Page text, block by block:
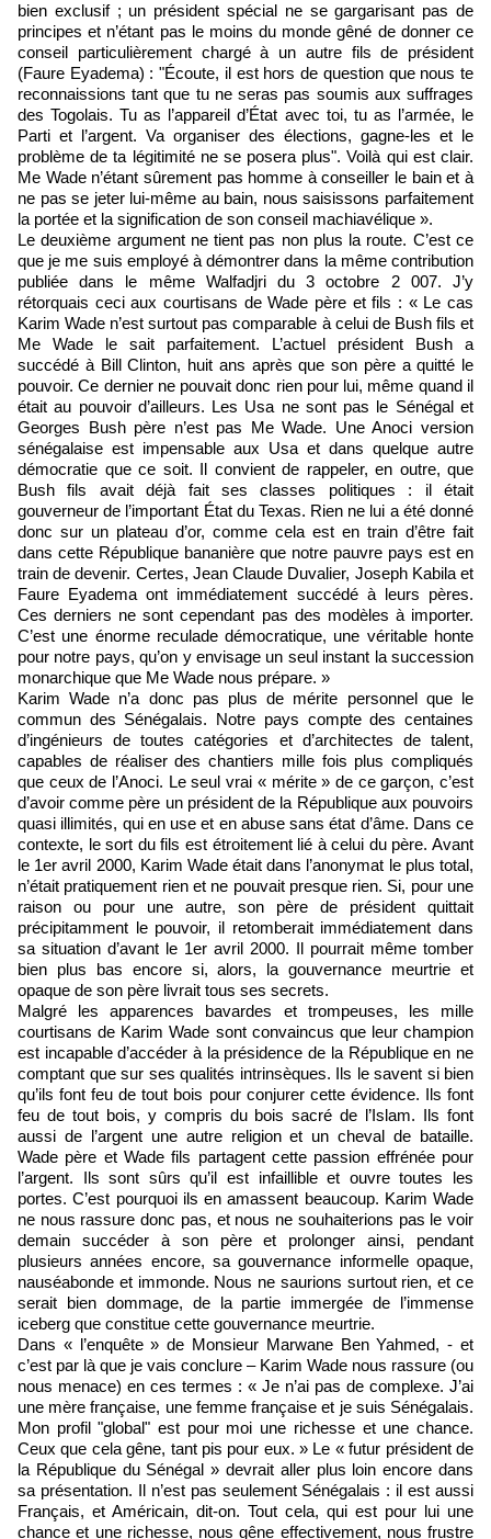
bien exclusif ; un président spécial ne se gargarisant pas de
principes et n’étant pas le moins du monde gêné de donner ce
conseil particulièrement chargé à un autre fils de président
(Faure Eyadema) : "Écoute, il est hors de question que nous te
reconnaissions tant que tu ne seras pas soumis aux suffrages
des Togolais. Tu as l’appareil d’État avec toi, tu as l’armée, le
Parti et l’argent. Va organiser des élections, gagne-les et le
problème de ta légitimité ne se posera plus". Voilà qui est clair.
Me Wade n’étant sûrement pas homme à conseiller le bain et à
ne pas se jeter lui-même au bain, nous saisissons parfaitement
la portée et la signification de son conseil machiavélique ».
Le deuxième argument ne tient pas non plus la route. C’est ce
que je me suis employé à démontrer dans la même contribution
publiée dans le même Walfadjri du 3 octobre 2 007. J’y
rétorquais ceci aux courtisans de Wade père et fils : « Le cas
Karim Wade n’est surtout pas comparable à celui de Bush fils et
Me Wade le sait parfaitement. L’actuel président Bush a
succédé à Bill Clinton, huit ans après que son père a quitté le
pouvoir. Ce dernier ne pouvait donc rien pour lui, même quand il
était au pouvoir d’ailleurs. Les Usa ne sont pas le Sénégal et
Georges Bush père n’est pas Me Wade. Une Anoci version
sénégalaise est impensable aux Usa et dans quelque autre
démocratie que ce soit. Il convient de rappeler, en outre, que
Bush fils avait déjà fait ses classes politiques : il était
gouverneur de l’important État du Texas. Rien ne lui a été donné
donc sur un plateau d’or, comme cela est en train d’être fait
dans cette République bananière que notre pauvre pays est en
train de devenir. Certes, Jean Claude Duvalier, Joseph Kabila et
Faure Eyadema ont immédiatement succédé à leurs pères.
Ces derniers ne sont cependant pas des modèles à importer.
C’est une énorme reculade démocratique, une véritable honte
pour notre pays, qu’on y envisage un seul instant la succession
monarchique que Me Wade nous prépare. »
Karim Wade n’a donc pas plus de mérite personnel que le
commun des Sénégalais. Notre pays compte des centaines
d’ingénieurs de toutes catégories et d’architectes de talent,
capables de réaliser des chantiers mille fois plus compliqués
que ceux de l’Anoci. Le seul vrai « mérite » de ce garçon, c’est
d’avoir comme père un président de la République aux pouvoirs
quasi illimités, qui en use et en abuse sans état d’âme. Dans ce
contexte, le sort du fils est étroitement lié à celui du père. Avant
le 1er avril 2000, Karim Wade était dans l’anonymat le plus total,
n’était pratiquement rien et ne pouvait presque rien. Si, pour une
raison ou pour une autre, son père de président quittait
précipitamment le pouvoir, il retomberait immédiatement dans
sa situation d’avant le 1er avril 2000. Il pourrait même tomber
bien plus bas encore si, alors, la gouvernance meurtrie et
opaque de son père livrait tous ses secrets.
Malgré les apparences bavardes et trompeuses, les mille
courtisans de Karim Wade sont convaincus que leur champion
est incapable d’accéder à la présidence de la République en ne
comptant que sur ses qualités intrinsèques. Ils le savent si bien
qu’ils font feu de tout bois pour conjurer cette évidence. Ils font
feu de tout bois, y compris du bois sacré de l’Islam. Ils font
aussi de l’argent une autre religion et un cheval de bataille.
Wade père et Wade fils partagent cette passion effrénée pour
l’argent. Ils sont sûrs qu’il est infaillible et ouvre toutes les
portes. C’est pourquoi ils en amassent beaucoup. Karim Wade
ne nous rassure donc pas, et nous ne souhaiterions pas le voir
demain succéder à son père et prolonger ainsi, pendant
plusieurs années encore, sa gouvernance informelle opaque,
nauséabonde et immonde. Nous ne saurions surtout rien, et ce
serait bien dommage, de la partie immergée de l’immense
iceberg que constitue cette gouvernance meurtrie.
Dans « l’enquête » de Monsieur Marwane Ben Yahmed, - et
c’est par là que je vais conclure – Karim Wade nous rassure (ou
nous menace) en ces termes : « Je n’ai pas de complexe. J’ai
une mère française, une femme française et je suis Sénégalais.
Mon profil "global" est pour moi une richesse et une chance.
Ceux que cela gêne, tant pis pour eux. » Le « futur président de
la République du Sénégal » devrait aller plus loin encore dans
sa présentation. Il n’est pas seulement Sénégalais : il est aussi
Français, et Américain, dit-on. Tout cela, qui est pour lui une
chance et une richesse, nous gêne effectivement, nous frustre